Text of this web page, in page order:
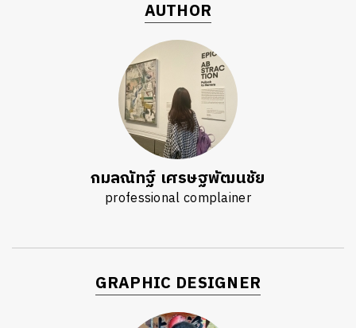
AUTHOR
กมลณัทฐ์ เศรษฐพัฒนชัย
professional complainer
GRAPHIC DESIGNER